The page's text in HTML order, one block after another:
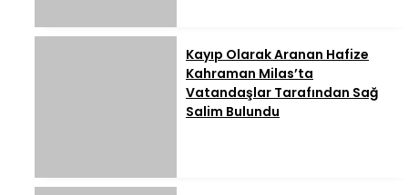
Kayıp Olarak Aranan Hafize
Kahraman Milas’ta
Vatandaşlar Tarafından Sağ
Salim Bulundu